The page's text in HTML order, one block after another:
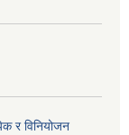
र विनियोजन